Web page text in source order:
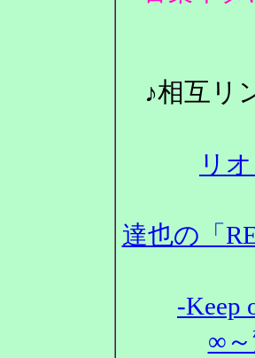
♪相互リ
リ
達也の「
-Keep
∞